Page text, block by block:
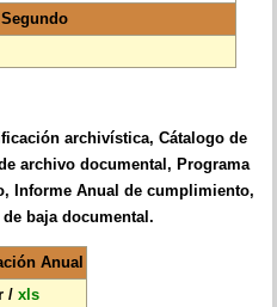
Segundo
archivística, Cátalogo de
archivo documental, Programa
Informe Anual de cumplimiento,
baja documental.
Anual
/ xls